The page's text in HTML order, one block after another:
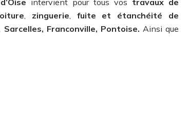
zinguerie
fuite et étanchéité de
Franconville, Pontoise. Ainsi que